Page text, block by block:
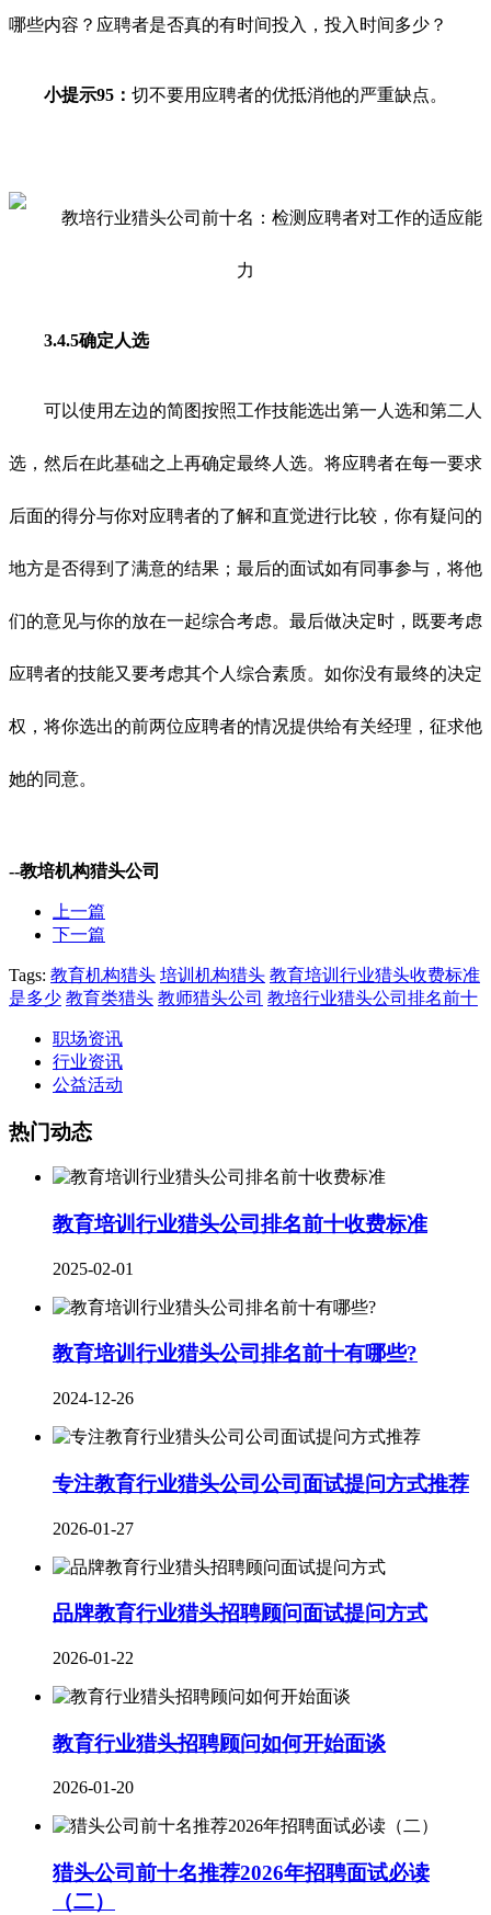
哪些内容？应聘者是否真的有时间投入，投入时间多少？
小提示95： 切不要用应聘者的优抵消他的严重缺点。
3.4.5确定人选
可以使用左边的简图按照工作技能选出第一人选和第二人
选，然后在此基础之上再确定最终人选。将应聘者在每一要求
后面的得分与你对应聘者的了解和直觉进行比较，你有疑问的
地方是否得到了满意的结果；最后的面试如有同事参与，将他
们的意见与你的放在一起综合考虑。最后做决定时，既要考虑
应聘者的技能又要考虑其个人综合素质。如你没有最终的决定
权，将你选出的前两位应聘者的情况提供给有关经理，征求他
她的同意。
--教培机构猎头公司
上一篇
下一篇
Tags: 教育机构猎头 培训机构猎头 教育培训行业猎头收费标准
是多少 教育类猎头 教师猎头公司 教培行业猎头公司排名前十
职场资讯
行业资讯
公益活动
热门动态
教育培训行业猎头公司排名前十收费标准
2025-02-01
教育培训行业猎头公司排名前十有哪些?
2024-12-26
专注教育行业猎头公司公司面试提问方式推荐
2026-01-27
品牌教育行业​猎头招聘顾问面试提问方式
2026-01-22
教育行业猎头招聘顾问如何开始面谈
2026-01-20
猎头公司前十名推荐2026年招聘面试必读
（二）